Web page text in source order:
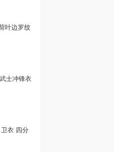
叶边罗纹
士冲锋衣